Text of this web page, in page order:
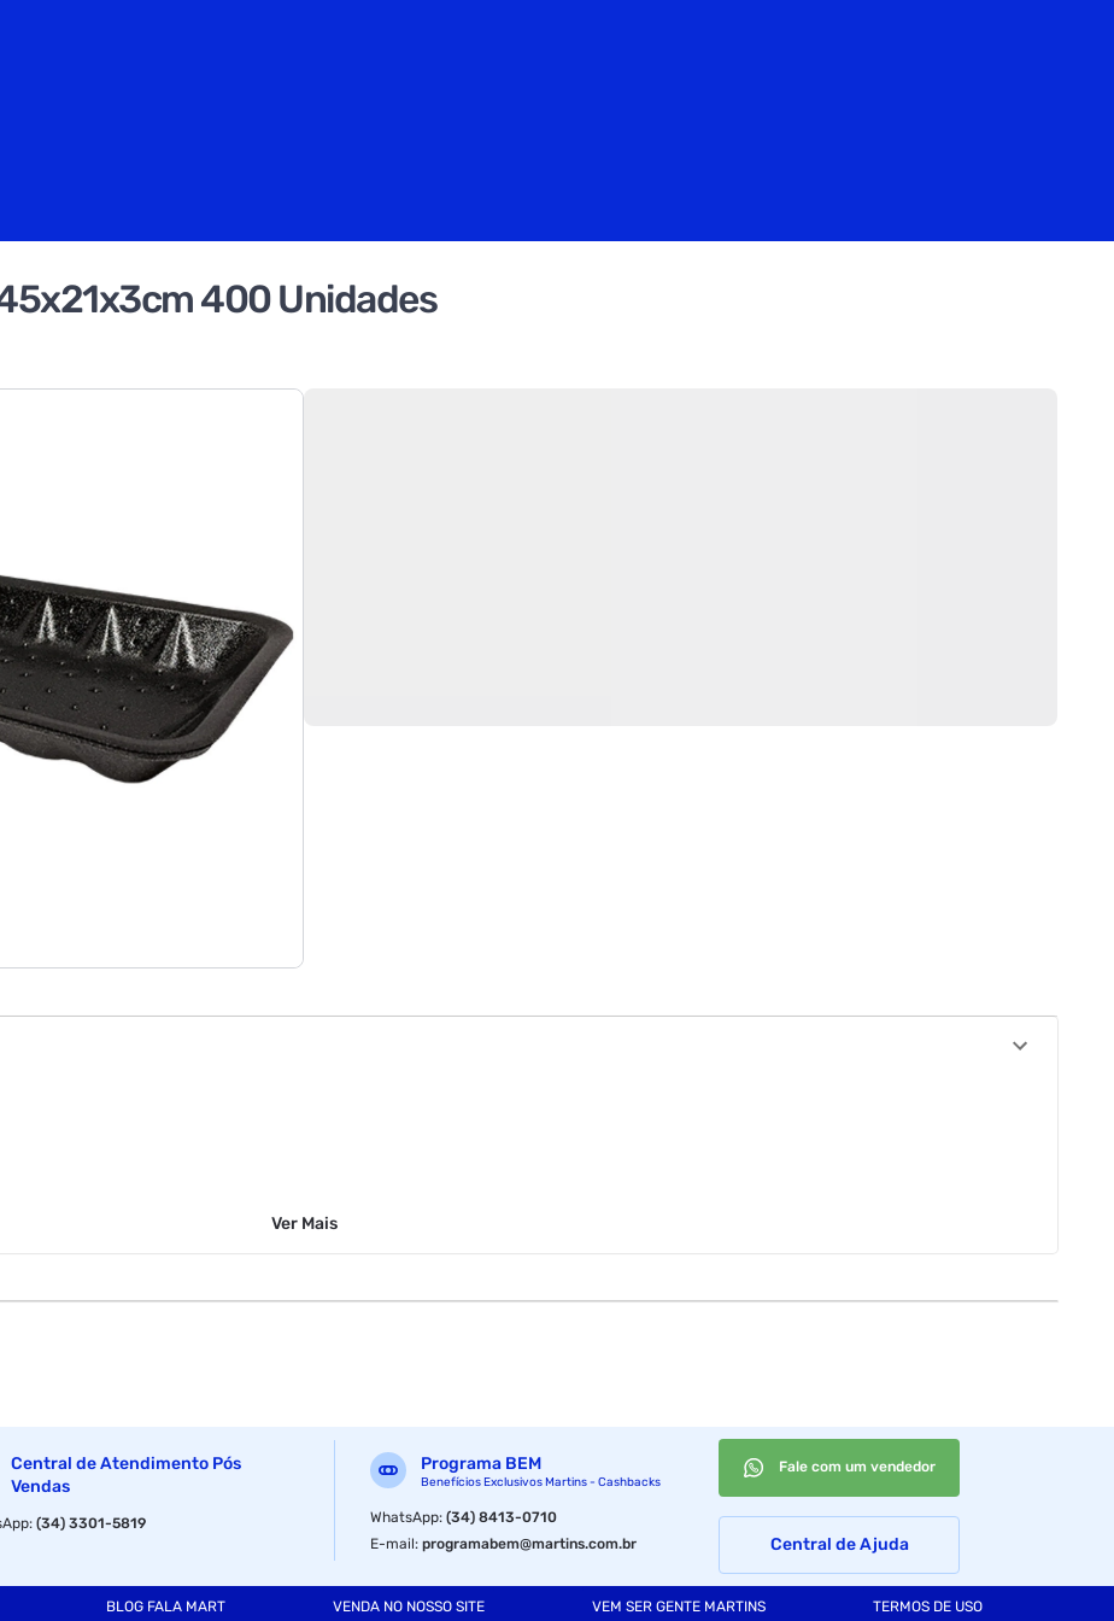
400 Unidades
Ver Mais
Central de Atendimento Pós
Vendas
:(34) 3301-5819
Programa BEM
Benefícios Exclusivos Martins - Cashbacks
WhatsApp:(34) 8413-0710
E-mail:programabem@martins.com.br
Fale com um vendedor
Central de Ajuda
BLOG FALA MART VENDA NO NOSSO SITE VEM SER GENTE MARTINS TERMOS DE USO